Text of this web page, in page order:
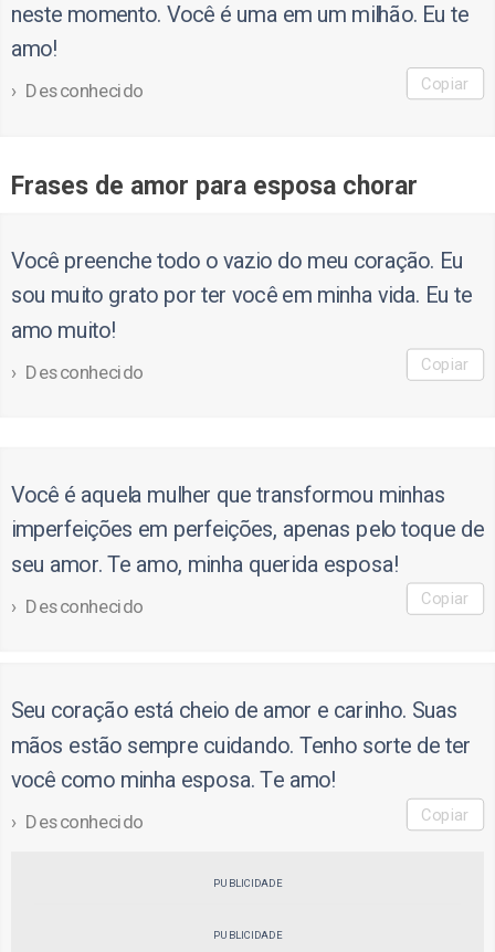
neste momento. Você é uma em um milhão. Eu te
amo!
Desconhecido Copiar
Frases de amor para esposa chorar
Você preenche todo o vazio do meu coração. Eu
sou muito grato por ter você em minha vida. Eu te
amo muito!
Desconhecido Copiar
Você é aquela mulher que transformou minhas
imperfeições em perfeições, apenas pelo toque de
seu amor. Te amo, minha querida esposa!
Desconhecido Copiar
Seu coração está cheio de amor e carinho. Suas
mãos estão sempre cuidando. Tenho sorte de ter
você como minha esposa. Te amo!
Desconhecido Copiar
PUBLICIDADE
PUBLICIDADE